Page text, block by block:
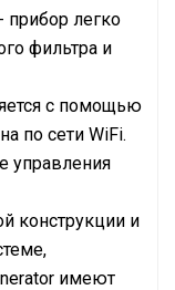
прибор легко
фильтра и
с помощью
по сети WiFi.
управления
конструкции и
имеют